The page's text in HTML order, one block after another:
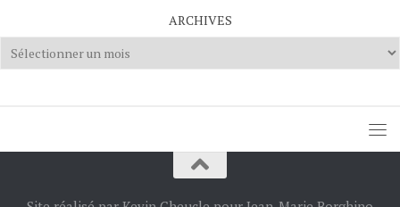
ARCHIVES
Archives